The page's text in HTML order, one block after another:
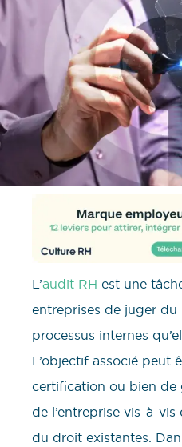
L’audit RH est une
entreprises de juger
processus internes
L’objectif associé peut
certification ou bien de
de l’entreprise vis-à-
du droit existantes.